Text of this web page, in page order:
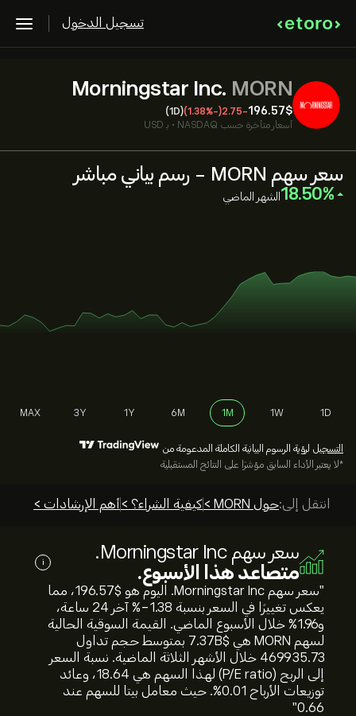
تسجيل الدخول
Morningstar Inc. MORN
196.57‎$‎
-2.75
(-1.38%)
(1D)
أسعار متأخرة حسب NASDAQ
• بـ USD
سعر سهم MORN - رسم بياني مباشر
‎18.50‎ الشهر الماضي
1D
1W
1M
6M
1Y
3Y
MAX
التسجيل لرؤية الرسوم البيانية الكاملة المدعومة من
*لا يعتبر الأداء السابق مؤشرًا على النتائج المستقبلية
انتقل إلى:حول MORN > كيفية الشراء؟ >أهم الإرشادات >
سعر سهم Morningstar Inc.
متصاعد هذا الأسبوع.
i
"سعر سهم Morningstar Inc. اليوم هو 196.57‎$‎، مما
يعكس تغييرًا في السعر بنسبة ‎-1.38‎% آخر 24 ساعة،
و‎1.96‎% خلال الأسبوع الماضي. القيمة السوقية الحالية
لسهم MORN هي 7.37B‎$‎ بمتوسط حجم تداول
469935.73 خلال الأشهر الثلاثة الماضية. نسبة السعر
إلى الربح (P/E ratio) لهذا السهم هي 18.64، وعائد
توزيعات الأرباح 0.01%. حيث معامل بيتا للسهم عند
0.66"